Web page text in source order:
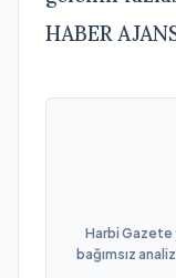
HABER
Harbi Gazete
bağımsız